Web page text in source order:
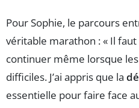
Pour Sophie, le parcours
véritable marathon : « Il faut
continuer même lorsque
difficiles. J’ai appris que la
essentielle pour faire face